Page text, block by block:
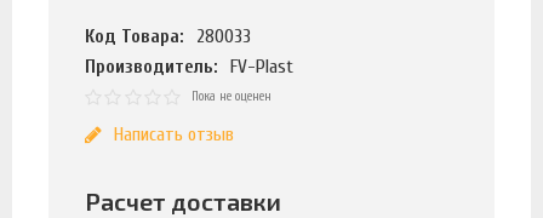
Код Товара:
280033
Производитель:
FV-Plast
Пока не оценен
Написать отзыв
Расчет доставки